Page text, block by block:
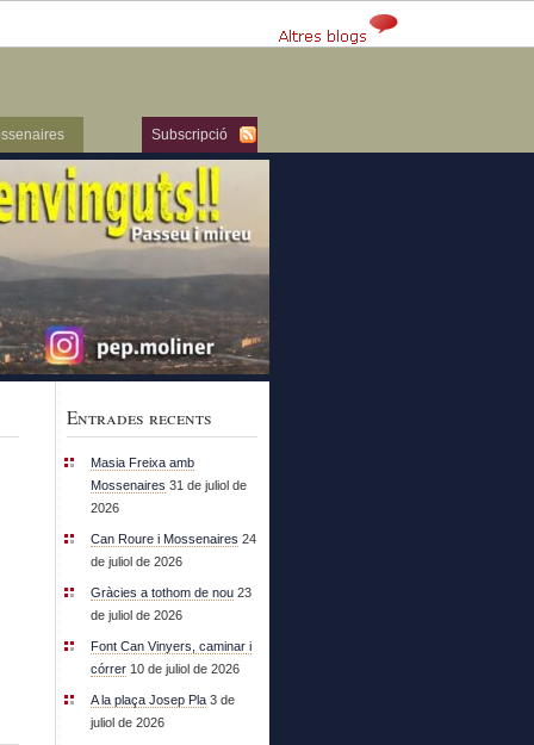
Subscripció
Entrades recents
Masia Freixa amb
Mossenaires 31 de juliol de
2026
Can Roure i Mossenaires 24
de juliol de 2026
Gràcies a tothom de nou 23
de juliol de 2026
Font Can Vinyers, caminar i
córrer 10 de juliol de 2026
A la plaça Josep Pla 3 de
juliol de 2026